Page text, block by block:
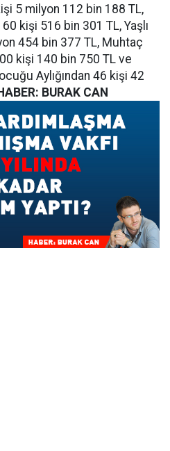
5 milyon 112 bin 188 TL,
kişi 516 bin 301 TL, Yaşlı
454 bin 377 TL, Muhtaç
kişi 140 bin 750 TL ve
Aylığından 46 kişi 42
BURAK CAN